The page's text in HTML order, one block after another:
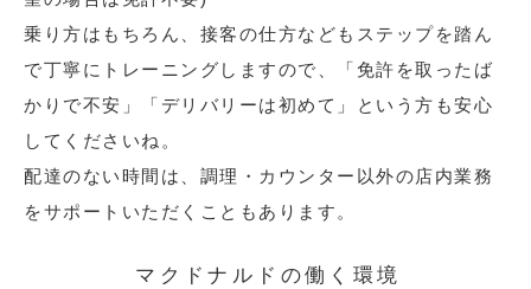
乗り方はもちろん、接客の仕方などもステップを踏ん
で丁寧にトレーニングしますので、「免許を取ったば
かりで不安」「デリバリーは初めて」という方も安心
してくださいね。
配達のない時間は、調理・カウンター以外の店内業務
をサポートいただくこともあります。
マクドナルドの働く環境